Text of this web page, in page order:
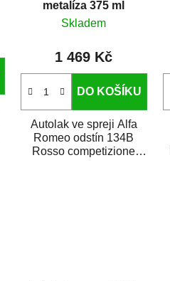
metalíza 375 ml
Skladem
1 469 Kč
DO KOŠÍKU
Autolak ve spreji Alfa
Romeo odstín 134B
Rosso competizione